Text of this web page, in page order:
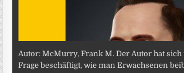
Autor: McMurry, Frank M. Der Autor hat
Frage beschäftigt, wie man Erwachsenen